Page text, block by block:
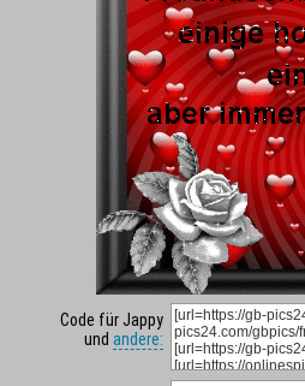
Code für Jappy
und andere: